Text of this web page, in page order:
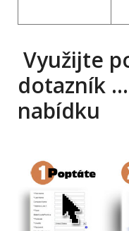
Využijte
dotazník
nabídku